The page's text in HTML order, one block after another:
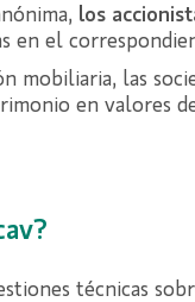
los
en el
mobiliaria, las
en valores
técnicas